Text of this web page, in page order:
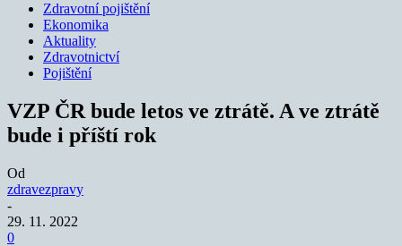
Zdravotní pojištění
Ekonomika
Aktuality
Zdravotnictví
Pojištění
VZP ČR bude letos ve ztrátě. A ve ztrátě
bude i příští rok
Od
zdravezpravy
-
29. 11. 2022
0